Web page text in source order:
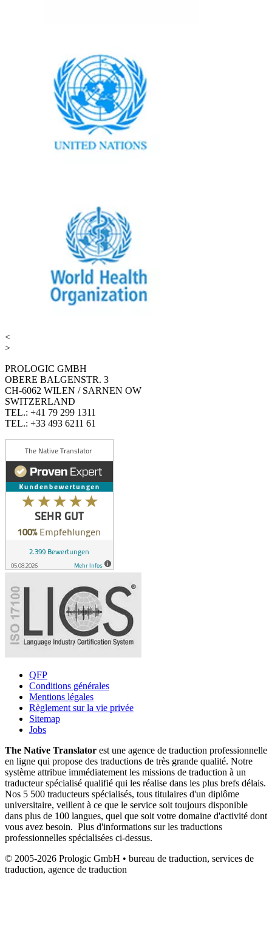
<
>
PROLOGIC GMBH
OBERE BALGENSTR. 3
CH-6062 WILEN / SARNEN OW
SWITZERLAND
TEL.: +41 79 299 1311
TEL.: +33 493 6211 61
QFP
Conditions générales
Mentions légales
Règlement sur la vie privée
Sitemap
Jobs
The Native Translator est une agence de traduction professionnelle
en ligne qui propose des traductions de très grande qualité. Notre
système attribue immédiatement les missions de traduction à un
traducteur spécialisé qualifié qui les réalise dans les plus brefs délais.
Nos 5 500 traducteurs spécialisés, tous titulaires d'un diplôme
universitaire, veillent à ce que le service soit toujours disponible
dans plus de 100 langues, quel que soit votre domaine d'activité dont
vous avez besoin. Plus d'informations sur les traductions
professionnelles spécialisées ci-dessus.
© 2005-2026 Prologic GmbH • bureau de traduction, services de
traduction, agence de traduction